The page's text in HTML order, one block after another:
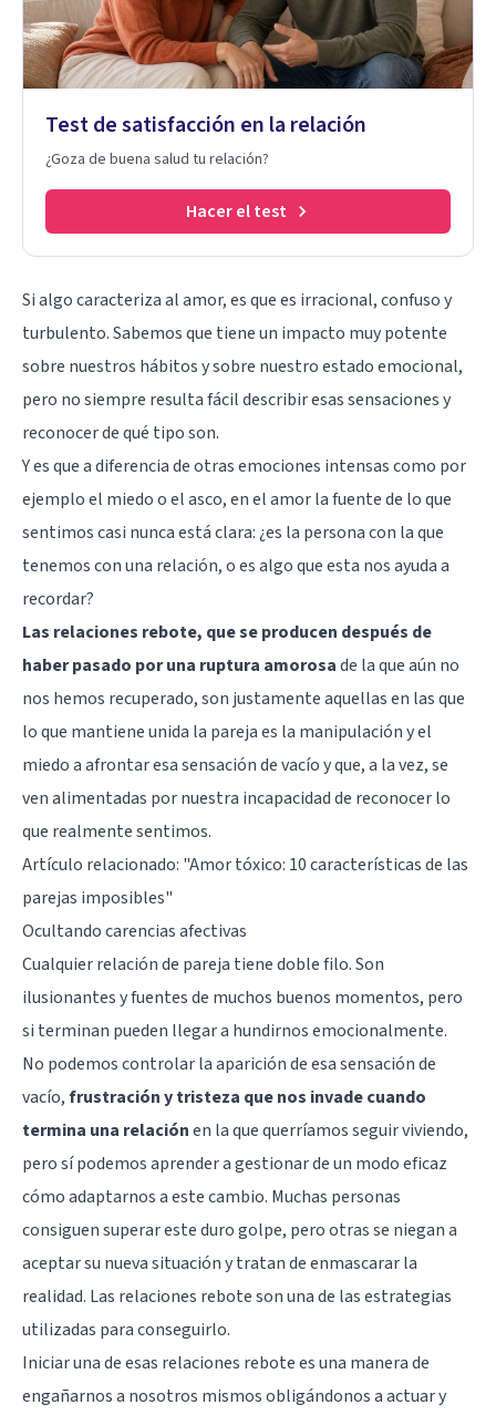
Test de satisfacción en la relación
¿Goza de buena salud tu relación?
Hacer el test
Si algo caracteriza al amor, es que es irracional, confuso y
turbulento. Sabemos que tiene un impacto muy potente
sobre nuestros hábitos y sobre nuestro estado emocional,
pero no siempre resulta fácil describir esas sensaciones y
reconocer de qué tipo son.
Y es que a diferencia de otras emociones intensas como por
ejemplo el miedo o el asco, en el amor la fuente de lo que
sentimos casi nunca está clara: ¿es la persona con la que
tenemos con una relación, o es algo que esta nos ayuda a
recordar?
Las relaciones rebote, que se producen después de
haber pasado por una ruptura amorosade la que aún no
nos hemos recuperado, son justamente aquellas en las que
lo que mantiene unida la pareja es la manipulación y el
miedo a afrontar esa sensación de vacío y que, a la vez, se
ven alimentadas por nuestra incapacidad de reconocer lo
que realmente sentimos.
Artículo relacionado: "Amor tóxico: 10 características de las
parejas imposibles"
Ocultando carencias afectivas
Cualquier relación de pareja tiene doble filo. Son
ilusionantes y fuentes de muchos buenos momentos, pero
si terminan pueden llegar a hundirnos emocionalmente.
No podemos controlar la aparición de esa sensación de
vacío,frustración y tristeza que nos invade cuando
termina una relaciónen la que querríamos seguir viviendo,
pero sí podemos aprender a gestionar de un modo eficaz
cómo adaptarnos a este cambio. Muchas personas
consiguen superar este duro golpe, pero otras se niegan a
aceptar su nueva situación y tratan de enmascarar la
realidad. Las relaciones rebote son una de las estrategias
utilizadas para conseguirlo.
Iniciar una de esas relaciones rebote es una manera de
engañarnos a nosotros mismos obligándonos a actuar y